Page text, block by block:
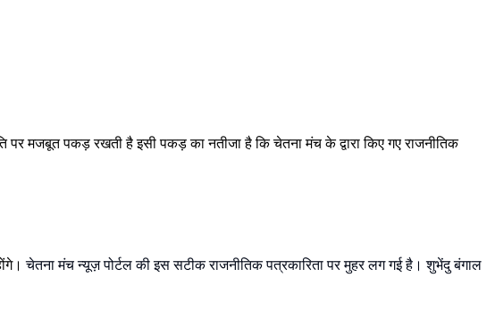
पर मजबूत पकड़ रखती है इसी पकड़ का नतीजा है कि चेतना मंच के द्वारा किए गए राजनीतिक
चेतना मंच न्यूज़ पोर्टल की इस सटीक राजनीतिक पत्रकारिता पर मुहर लग गई है। शुभेंदु बंगाल